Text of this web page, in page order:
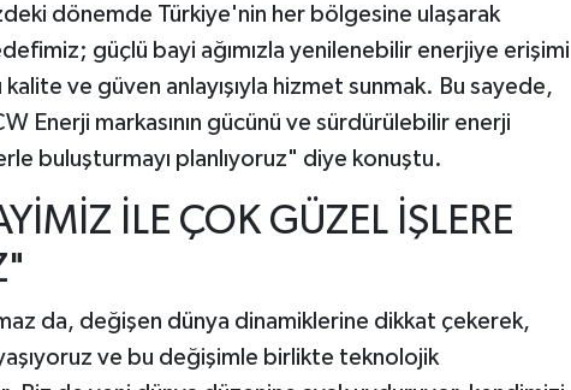
dönemde Türkiye'nin her bölgesine ulaşarak
güçlü bayi ağımızla yenilenebilir enerjiye erişimi
kalite ve güven anlayışıyla hizmet sunmak. Bu sayede,
Enerji markasının gücünü ve sürdürülebilir enerji
buluşturmayı planlıyoruz" diye konuştu.
İLE ÇOK GÜZEL İŞLERE
da, değişen dünya dinamiklerine dikkat çekerek,
ve bu değişimle birlikte teknolojik